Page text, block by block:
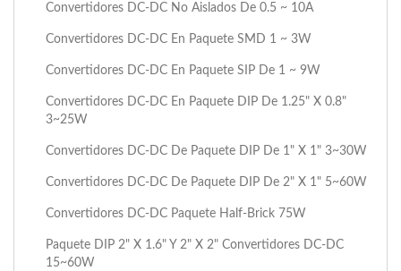
Convertidores DC-DC No Aislados De 0.5 ~ 10A
Convertidores DC-DC En Paquete SMD 1 ~ 3W
Convertidores DC-DC En Paquete SIP De 1 ~ 9W
Convertidores DC-DC En Paquete DIP De 1.25" X 0.8"
3~25W
Convertidores DC-DC De Paquete DIP De 1" X 1" 3~30W
Convertidores DC-DC De Paquete DIP De 2" X 1" 5~60W
Convertidores DC-DC Paquete Half-Brick 75W
Paquete DIP 2" X 1.6" Y 2" X 2" Convertidores DC-DC
15~60W